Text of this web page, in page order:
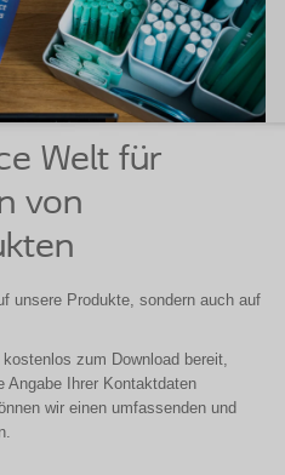
Welt für
von
unsere Produkte, sondern auch auf
zum Download bereit,
Angabe Ihrer Kontaktdaten
wir einen umfassenden und